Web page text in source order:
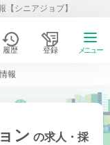
シニアジョブ】
履歴 登録 メニュー
報
ン の求人・採